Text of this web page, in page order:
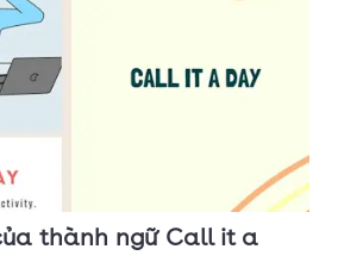
thành ngữ Call it a